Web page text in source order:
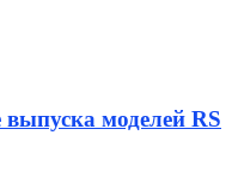
выпуска моделей RS